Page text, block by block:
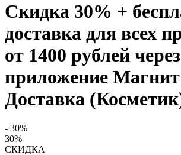
Скидка 30% +
доставка для всех
от 1400 рублей через
приложение Магнит
Доставка
- 30%
30%
СКИДКА